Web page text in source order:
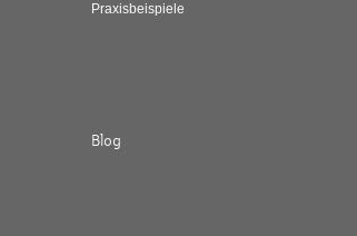
Praxisbeispiele
Blog